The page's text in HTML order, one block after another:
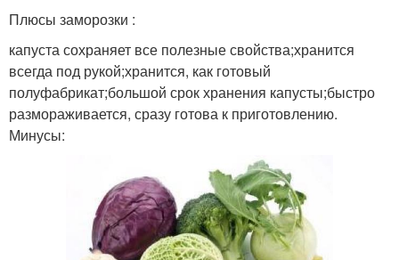
Плюсы заморозки :
капуста сохраняет все полезные свойства;хранится
всегда под рукой;хранится, как готовый
полуфабрикат;большой срок хранения капусты;быстро
размораживается, сразу готова к приготовлению.
Минусы: